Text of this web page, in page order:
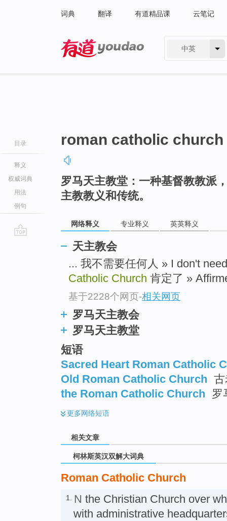
词典 翻译 有道精品课 云笔记
中英
目录
释义
权威词典
用法
例句
roman catholic church
罗马天主教堂：一种基督教教派
主教教义和传统。
网络释义 专业释义 英英释义
天主教会
... 我不需要任何人 » I don't
Catholic Church 肯定了 »
基于2228个网页-相关网页
罗马天主教会
罗马天主教堂
短语
Sacred Heart Roman Catholic
Old Roman Catholic Church
the Roman Catholic Church
罗
更多网络短语
相关文章
柯林斯英汉双解大词典
Roman Catholic Church
1. N the Christian Church over
with administrative